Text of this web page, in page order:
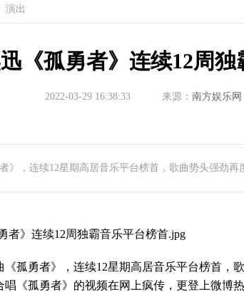
演出
《孤勇者》连续12周
2022-03-29 16:38:33 来源： 南方娱乐网
》，连续12星期高居音乐平台榜首，歌曲势头强劲再
勇者》，连续12星期高居音乐平台榜首，歌
《孤勇者》的视频在网上疯传，更登上微博